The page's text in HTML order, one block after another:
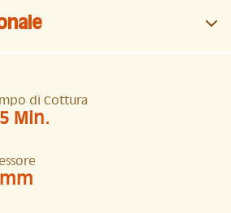
di Cottura
Min.